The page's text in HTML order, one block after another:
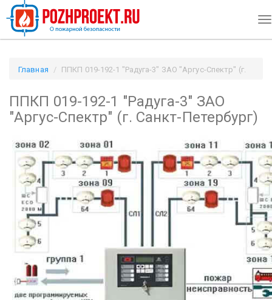
Главная
ППКП 019-192-1 "Радуга-3" ЗАО "Аргус-Спектр" (г.
ППКП 019-192-1 "Радуга-3" ЗАО
"Аргус-Спектр" (г. Санкт-Петербург)